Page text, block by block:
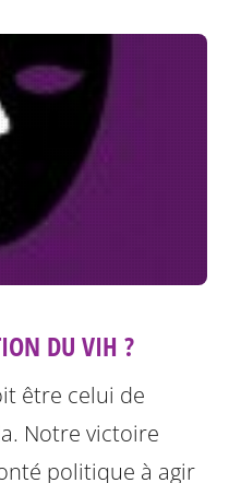
DU VIH ?
être celui de
Notre victoire
politique à agir